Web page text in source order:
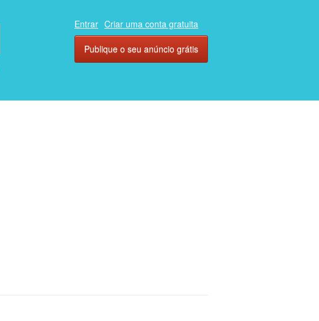
Entrar Criar uma conta gratuita
Publique o seu anúncio grátis